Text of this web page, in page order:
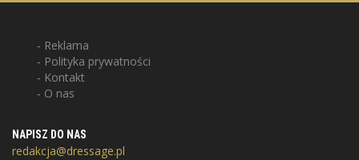
Reklama
Polityka prywatności
Kontakt
O nas
NAPISZ DO NAS
redakcja@dressage.pl